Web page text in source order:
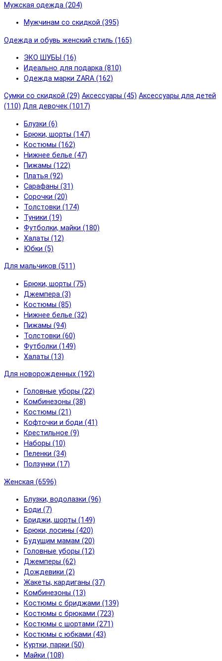
Мужская одежда (204)
Мужчинам со скидкой (395)
Одежда и обувь женский стиль (165)
ЭКО ШУБЫ (16)
Идеально для подарка (810)
Одежда марки ZARA (162)
Сумки со скидкой (29) Аксессуары (45) Аксессуары для детей
(110) Для девочек (1017)
Блузки (6)
Брюки, шорты (147)
Костюмы (162)
Нижнее белье (47)
Пижамы (122)
Платья (92)
Сарафаны (31)
Сорочки (20)
Толстовки (174)
Туники (19)
Футболки, майки (180)
Халаты (12)
Юбки (5)
Для мальчиков (511)
Брюки, шорты (75)
Джемпера (3)
Костюмы (85)
Нижнее белье (32)
Пижамы (94)
Толстовки (60)
Футболки (149)
Халаты (13)
Для новорожденных (192)
Головные уборы (22)
Комбинезоны (38)
Костюмы (21)
Кофточки и боди (41)
Крестильное (9)
Наборы (10)
Пеленки (34)
Ползунки (17)
Женская (6596)
Блузки, водолазки (96)
Боди (7)
Бриджи, шорты (149)
Брюки, лосины (420)
Будущим мамам (20)
Головные уборы (12)
Джемперы (62)
Дождевики (2)
Жакеты, кардиганы (37)
Комбинезоны (13)
Костюмы с бриджами (139)
Костюмы с брюками (723)
Костюмы с шортами (271)
Костюмы с юбками (43)
Куртки, парки (50)
Майки (108)